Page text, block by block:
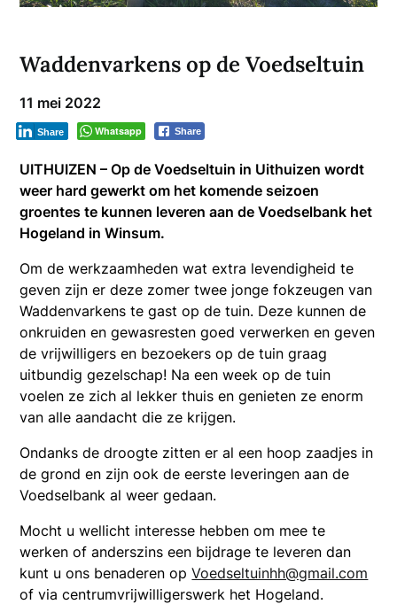
Waddenvarkens op de Voedseltuin
11 mei 2022
Whatsapp Share
Share
UITHUIZEN – Op de Voedseltuin in Uithuizen wordt
weer hard gewerkt om het komende seizoen
groentes te kunnen leveren aan de Voedselbank het
Hogeland in Winsum.
Om de werkzaamheden wat extra levendigheid te
geven zijn er deze zomer twee jonge fokzeugen van
Waddenvarkens te gast op de tuin. Deze kunnen de
onkruiden en gewasresten goed verwerken en geven
de vrijwilligers en bezoekers op de tuin graag
uitbundig gezelschap! Na een week op de tuin
voelen ze zich al lekker thuis en genieten ze enorm
van alle aandacht die ze krijgen.
Ondanks de droogte zitten er al een hoop zaadjes in
de grond en zijn ook de eerste leveringen aan de
Voedselbank al weer gedaan.
Mocht u wellicht interesse hebben om mee te
werken of anderszins een bijdrage te leveren dan
kunt u ons benaderen opVoedseltuinhh@gmail.com
of via centrumvrijwilligerswerk het Hogeland.